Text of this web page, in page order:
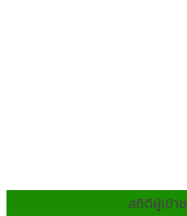
สถิติผู้เข้า